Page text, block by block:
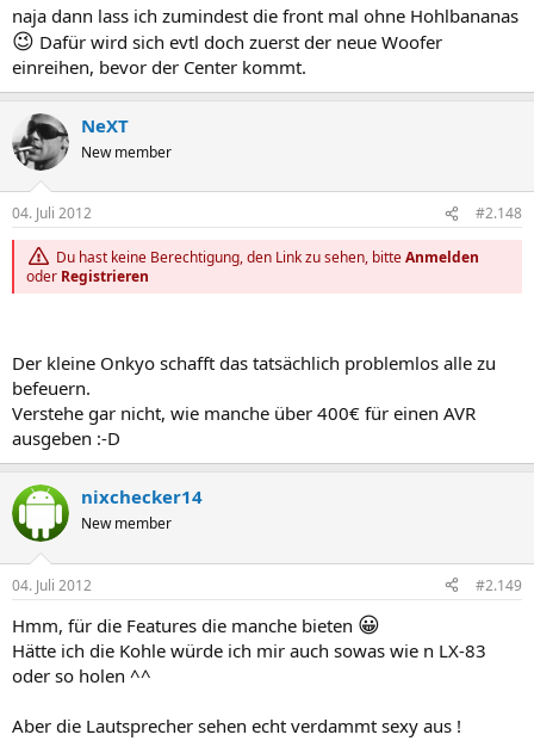
naja dann lass ich zumindest die front mal ohne Hohlbananas
😉 Dafür wird sich evtl doch zuerst der neue Woofer
einreihen, bevor der Center kommt.
NeXT
New member
04. Juli 2012 #2.148
Du hast keine Berechtigung, den Link zu sehen, bitteAnmelden
oder Registrieren
Der kleine Onkyo schafft das tatsächlich problemlos alle zu
befeuern.
Verstehe gar nicht, wie manche über 400€ für einen AVR
ausgeben :-D
nixchecker14
New member
04. Juli 2012 #2.149
Hmm, für die Features die manche bieten 😀
Hätte ich die Kohle würde ich mir auch sowas wie n LX-83
oder so holen ^^
Aber die Lautsprecher sehen echt verdammt sexy aus !